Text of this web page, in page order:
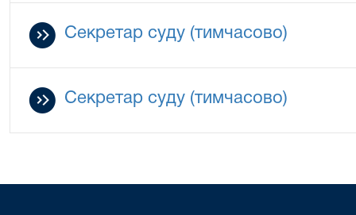
Секретар суду (тимчасово)
Секретар суду (тимчасово)